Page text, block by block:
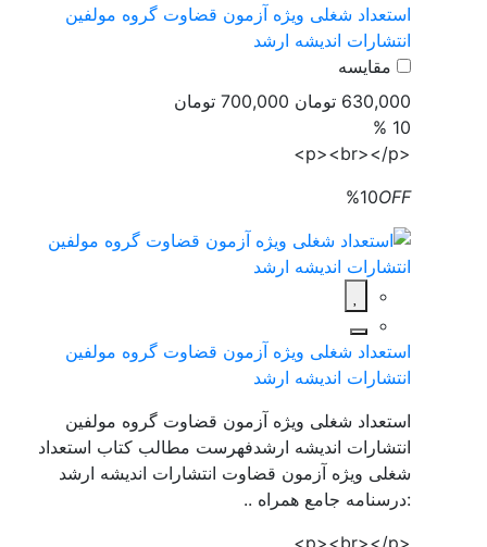
استعداد شغلی ویژه آزمون قضاوت گروه مولفین
انتشارات اندیشه ارشد
مقایسه
630,000 تومان
700,000 تومان
10 %
%10OFF
استعداد شغلی ویژه آزمون قضاوت گروه مولفین
انتشارات اندیشه ارشد
استعداد شغلی ویژه آزمون قضاوت گروه مولفین
انتشارات اندیشه ارشدفهرست مطالب کتاب استعداد
شغلی ویژه آزمون قضاوت انتشارات اندیشه ارشد
:درسنامه جامع همراه ..